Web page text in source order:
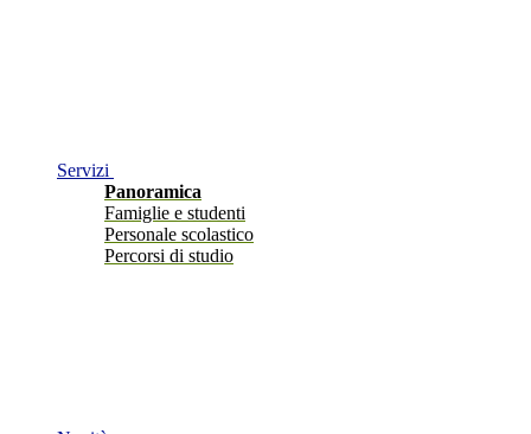
Servizi
Panoramica
Famiglie e studenti
Personale scolastico
Percorsi di studio